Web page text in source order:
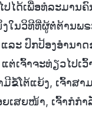
ປໄດ້ເພື່ອທໍລະມາ
ໃນວິທີທີ່ຜູ້ຕໍ່ຕ້ານພ
ະ ປົກປ້ອງອຳນາດ
ຕ່ເຈົ້າຈະທ່ຽວໄປເ
ມີຂໍ້ໂຕ້ແຍ້ງ, ເຈົ້າສ
ເສຍໜ້າ, ເຈົ້າກໍກຳ